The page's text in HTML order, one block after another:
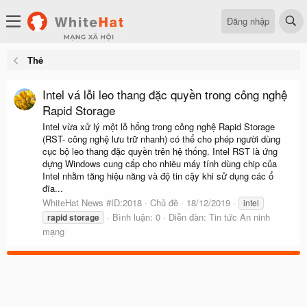
Đăng nhập
Thẻ
Intel vá lỗi leo thang đặc quyền trong công nghệ
Rapid Storage
Intel vừa xử lý một lỗ hổng trong công nghệ Rapid Storage
(RST- công nghệ lưu trữ nhanh) có thể cho phép người dùng
cục bộ leo thang đặc quyền trên hệ thống. Intel RST là ứng
dựng Windows cung cấp cho nhiều máy tính dùng chip của
Intel nhằm tăng hiệu năng và độ tin cậy khi sử dụng các ổ
đĩa...
WhiteHat News #ID:2018
Chủ đề 18/12/2019 intel
rapidstorage Bình luận: 0 Diễn đàn: Tin tức An ninh
mạng